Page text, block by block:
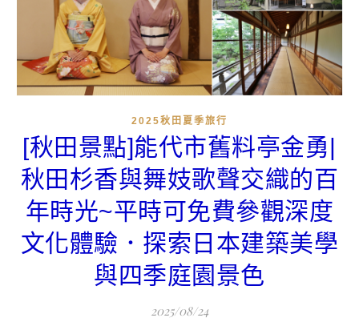
2025秋田夏季旅行
[秋田景點]能代市舊料亭金勇|
秋田杉香與舞妓歌聲交織的百
年時光~平時可免費參觀深度
文化體驗．探索日本建築美學
與四季庭園景色
2025/08/24